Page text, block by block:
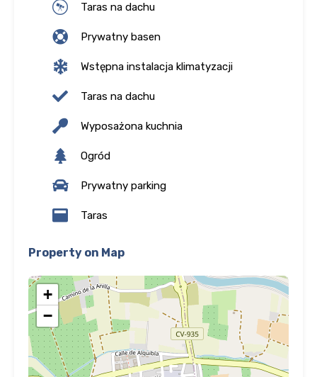
Taras na dachu
Prywatny basen
Wstępna instalacja klimatyzacji
Taras na dachu
Wyposażona kuchnia
Ogród
Prywatny parking
Taras
Property on Map
+
−